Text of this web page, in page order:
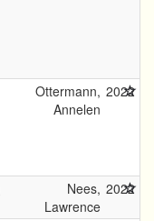
Ottermann,
Annelen
2022
Nees,
Lawrence
2022